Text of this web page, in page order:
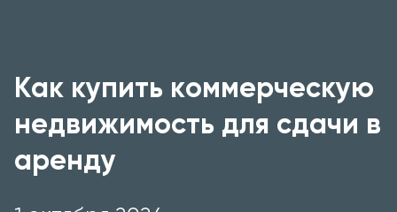
Как купить коммерческую
недвижимость для сдачи в
аренду